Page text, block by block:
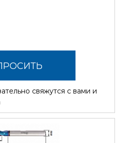
свяжутся с вами и